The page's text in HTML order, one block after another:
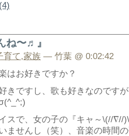
ね〜♬』
育て,家族 — 竹葉 @ 0:02:42
はお好きですか？
きですし、歌も好きなのです
スで、女の子の『キャ～\(//∇//
ませんし（笑）、音楽の時間